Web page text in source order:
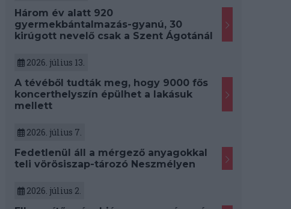
Három év alatt 920
gyermekbántalmazás-gyanú, 30
kirúgott nevelő csak a Szent Ágotánál
2026. július 13.
A tévéből tudták meg, hogy 9000 fős
koncerthelyszín épülhet a lakásuk
mellett
2026. július 7.
Fedetlenül áll a mérgező anyagokkal
teli vörösiszap-tározó Neszmélyen
2026. július 2.